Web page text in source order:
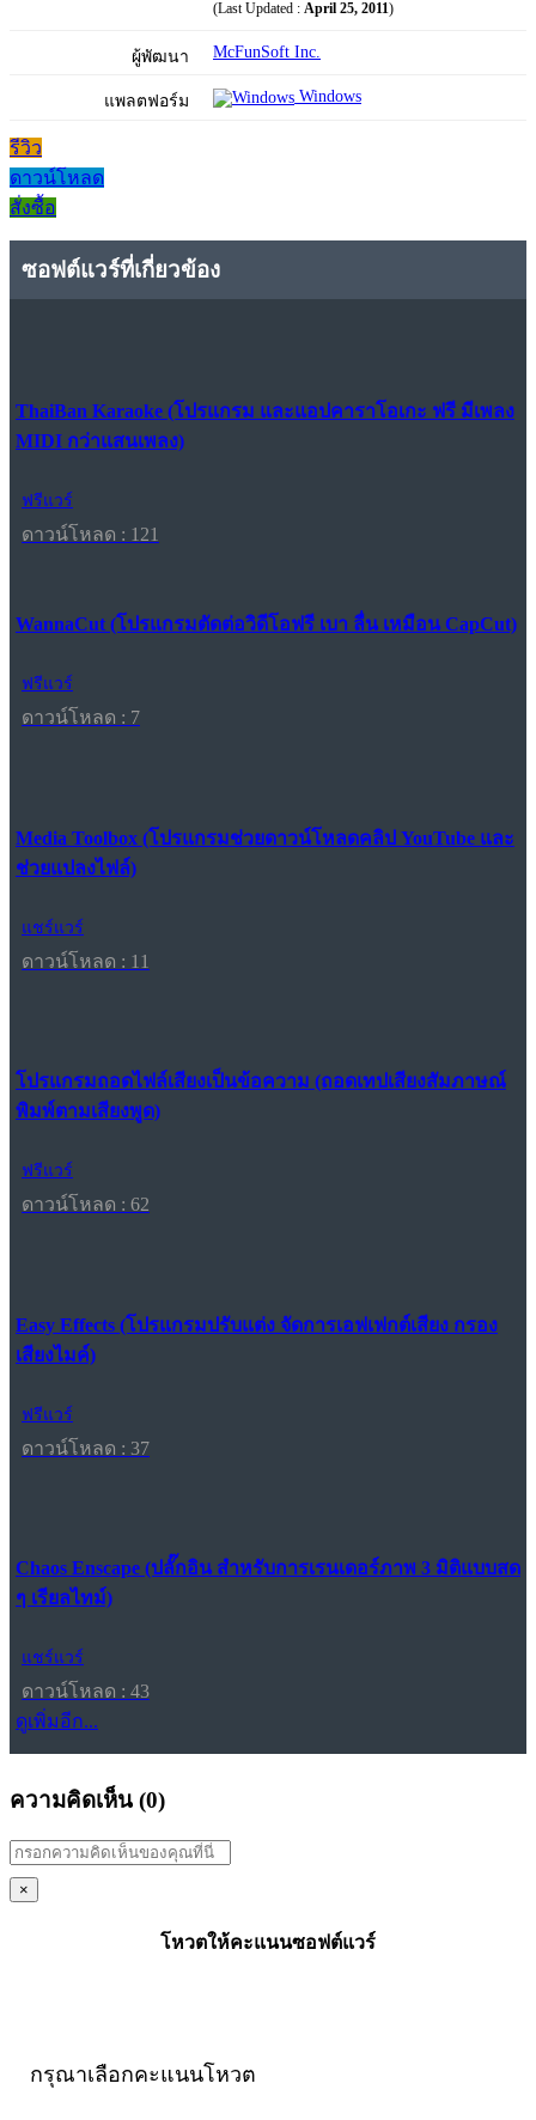
(Last Updated : April 25, 2011)
ผู้พัฒนา McFunSoft Inc.
แพลตฟอร์ม Windows
รีวิว
ดาวน์โหลด
สั่งซื้อ
ซอฟต์แวร์ที่เกี่ยวข้อง
ThaiBan Karaoke (โปรแกรม และแอปคาราโอเกะ ฟรี มีเพลง
MIDI กว่าแสนเพลง)
ฟรีแวร์
ดาวน์โหลด : 121
WannaCut (โปรแกรมตัดต่อวิดีโอฟรี เบา ลื่น เหมือน CapCut)
ฟรีแวร์
ดาวน์โหลด : 7
Media Toolbox (โปรแกรมช่วยดาวน์โหลดคลิป YouTube และ
ช่วยแปลงไฟล์)
แชร์แวร์
ดาวน์โหลด : 11
โปรแกรมถอดไฟล์เสียงเป็นข้อความ (ถอดเทปเสียงสัมภาษณ์
พิมพ์ตามเสียงพูด)
ฟรีแวร์
ดาวน์โหลด : 62
Easy Effects (โปรแกรมปรับแต่ง จัดการเอฟเฟกต์เสียง กรอง
เสียงไมค์)
ฟรีแวร์
ดาวน์โหลด : 37
Chaos Enscape (ปลั๊กอิน สำหรับการเรนเดอร์ภาพ 3 มิติแบบสด
ๆ เรียลไทม์)
แชร์แวร์
ดาวน์โหลด : 43
ดูเพิ่มอีก...
ความคิดเห็น (0)
×
โหวตให้คะแนนซอฟต์แวร์
กรุณาเลือกคะแนนโหวต